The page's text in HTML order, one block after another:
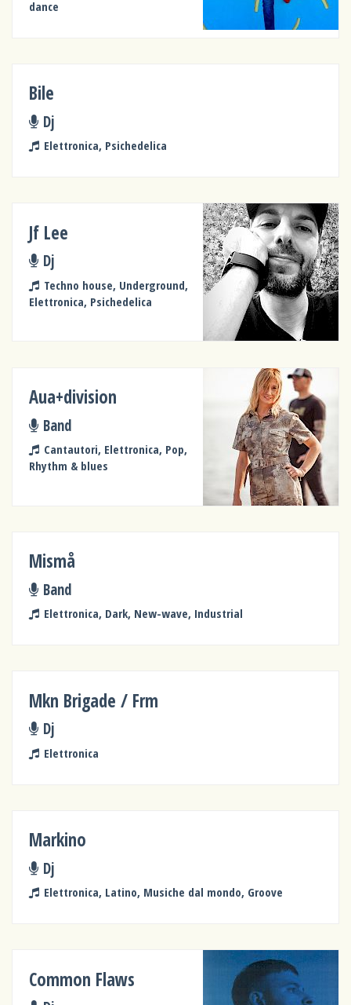
dance
Bile
Dj
Elettronica, Psichedelica
Jf Lee
Dj
Techno house, Underground,
Elettronica, Psichedelica
Aua+division
Band
Cantautori, Elettronica, Pop,
Rhythm & blues
Mismå
Band
Elettronica, Dark, New-wave, Industrial
Mkn Brigade / Frm
Dj
Elettronica
Markino
Dj
Elettronica, Latino, Musiche dal mondo, Groove
Common Flaws